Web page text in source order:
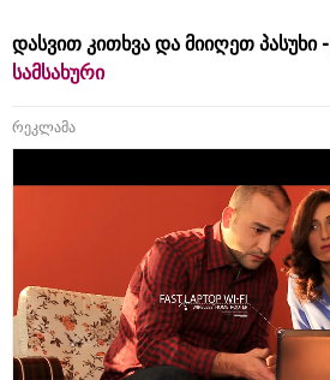
დასვით კითხვა და მიიღეთ პასუხი -
სამსახური
რეკლამა